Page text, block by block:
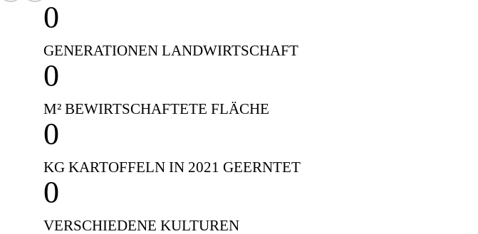
0
GENERATIONEN LANDWIRTSCHAFT
0
M² BEWIRTSCHAFTETE FLÄCHE
0
KG KARTOFFELN IN 2021 GEERNTET​
0
VERSCHIEDENE KULTUREN